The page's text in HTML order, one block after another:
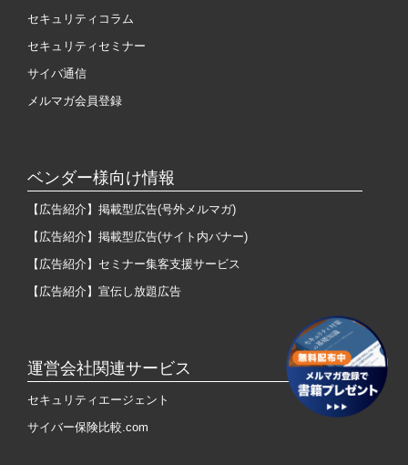
セキュリティコラム
セキュリティセミナー
サイバ通信
メルマガ会員登録
ベンダー様向け情報
【広告紹介】掲載型広告(号外メルマガ)
【広告紹介】掲載型広告(サイト内バナー)
【広告紹介】セミナー集客支援サービス
【広告紹介】宣伝し放題広告
運営会社関連サービス
セキュリティエージェント
サイバー保険比較.com